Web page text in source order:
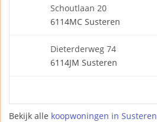
Schoutlaan 20
6114MC Susteren
Dieterderweg 74
6114JM Susteren
Bekijk alle koopwoningen in Susteren